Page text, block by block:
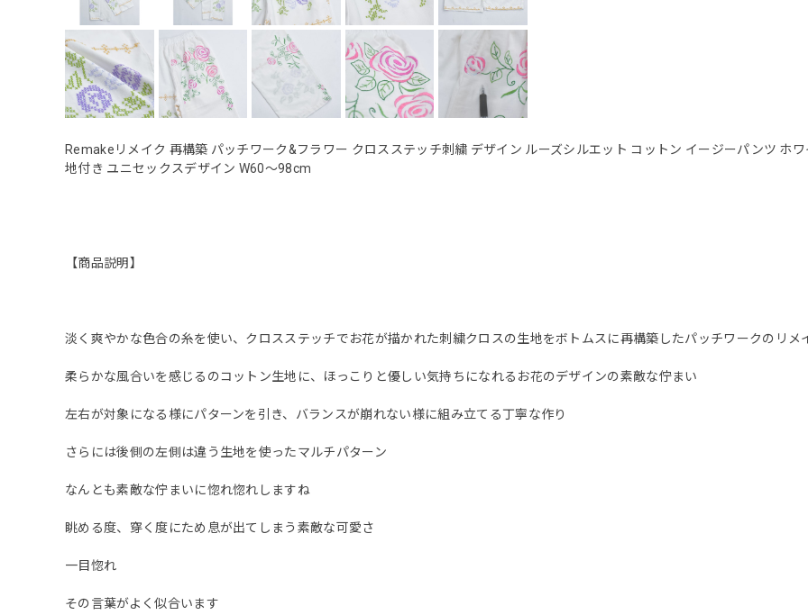
Remakeリメイク 再構築 パッチワーク&フラワー クロスステッチ刺繍 デザイン ルーズシルエット コットン イージーパンツ ホワ
地付き ユニセックスデザイン W60〜98cm
【商品説明】
淡く爽やかな色合の糸を使い、クロスステッチでお花が描かれた刺繍クロスの生地をボトムスに再構築したパッチワークのリメ
柔らかな風合いを感じるのコットン生地に、ほっこりと優しい気持ちになれるお花のデザインの素敵な佇まい
左右が対象になる様にパターンを引き、バランスが崩れない様に組み立てる丁寧な作り
さらには後側の左側は違う生地を使ったマルチパターン
なんとも素敵な佇まいに惚れ惚れしますね
眺める度、穿く度にため息が出てしまう素敵な可愛さ
一目惚れ
その言葉がよく似合います